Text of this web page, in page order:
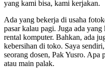
yang kami bisa, kami kerjakan.
Ada yang bekerja di usaha
pasar kalau pagi. Juga ada
rental komputer. Bahkan, ada
kebersihan di toko. Saya
seorang dosen, Pak Yusro.
atau main palak.